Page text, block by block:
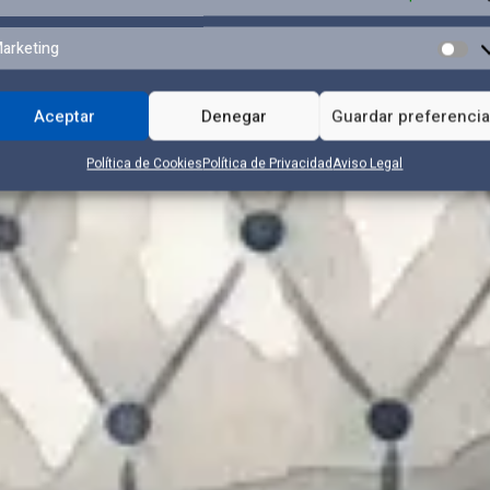
Aceptar Denegar Guardar
Política de CookiesPolítica de PrivacidadAviso Legal